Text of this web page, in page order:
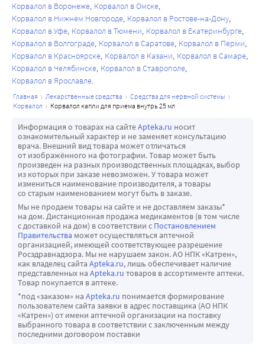
Корвалол в Воронеже Корвалол в Омске
Корвалол в Нижнем Новгороде Корвалол в Ростове-на-Дону
Корвалол в Уфе Корвалол в Тюмени Корвалол в Екатеринбурге
Корвалол в Волгограде Корвалол в Саратове Корвалол в Перми
Корвалол в Красноярске Корвалол в Казани Корвалол в Самаре
Корвалол в Челябинске Корвалол в Ставрополе
Корвалол в Ярославле
главная лекарственные средства
средства для нервной системы
корвалол
корвалол капли для приема внутрь 25 мл
Информация о товарах на сайтеApteka.ru носит
ознакомительный характер и не заменяет консультацию
врача. Внешний вид товара может отличаться
от изображённого на фотографии. Товар может быть
произведен на разных производственных площадках, выбор
из которых при заказе невозможен. У товара может
измениться наименование производителя, а товары
со старым наименованием могут быть в заказе.
Мы не продаем товары на сайте и не доставляем заказы*
на дом. Дистанционная продажа медикаментов (в том числе
с доставкой на дом) в соответствии с Постановлением
Правительства может осуществляться аптечной
организацией, имеющей соответствующее разрешение
Росздравнадзора. Мы не нарушаем закон. АО НПК «Катрен»,
как владелец сайта Apteka.ru, лишь обеспечивает наличие
представленных на Apteka.ru товаров в ассортименте аптеки.
Товар покупается в аптеке.
*под «заказом» на Apteka.ru понимается формирование
пользователем сайта заявки в адрес поставщика (АО НПК
«Катрен») от имени аптечной организации на поставку
выбранного товара в соответствии с заключенным между
последними договором поставки